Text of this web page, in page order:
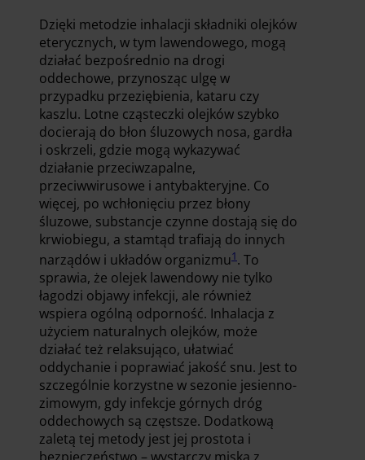
Dzięki metodzie inhalacji składniki olejków
eterycznych, w tym lawendowego, mogą
działać bezpośrednio na drogi
oddechowe, przynosząc ulgę w
przypadku przeziębienia, kataru czy
kaszlu. Lotne cząsteczki olejków szybko
docierają do błon śluzowych nosa, gardła
i oskrzeli, gdzie mogą wykazywać
działanie przeciwzapalne,
przeciwwirusowe i antybakteryjne. Co
więcej, po wchłonięciu przez błony
śluzowe, substancje czynne dostają się do
krwiobiegu, a stamtąd trafiają do innych
narządów i układów organizmu1. To
sprawia, że olejek lawendowy nie tylko
łagodzi objawy infekcji, ale również
wspiera ogólną odporność. Inhalacja z
użyciem naturalnych olejków, może
działać też relaksująco, ułatwiać
oddychanie i poprawiać jakość snu. Jest to
szczególnie korzystne w sezonie jesienno-
zimowym, gdy infekcje górnych dróg
oddechowych są częstsze. Dodatkową
zaletą tej metody jest jej prostota i